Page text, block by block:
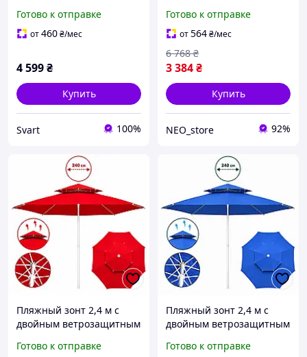
WCG /Svart/ -stunning-
products-for-life-
Готово к отправке
от460₴/мес
4 599₴
Купить
Svart 100%
водонепроницаемый для
сада двора Зонты для
террасы
Готово к отправке
от564₴/мес
3 384₴
6 768 ₴
Купить
NEO_store 92%
Пляжный зонт 2,4 м с
двойным ветрозащитным
для сада рыбалки от
Готово к отправке
Пляжный зонт 2,4 м с
двойным ветрозащитным
для сада рыбалки от
Готово к отправке